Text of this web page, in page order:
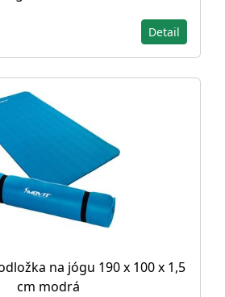
Detail
na jógu 190 x 100 x 1,5
cm modrá